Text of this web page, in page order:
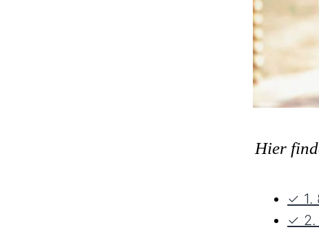
Hier
✓ 1.
✓ 2.